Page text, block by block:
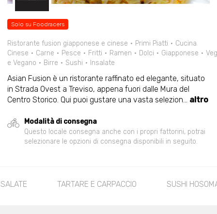
Solo su Foodracers
Ristorante fusion giapponese e cinese Primi Piatti
Cucina
Cinese
Carne Pesce Fritti Ramen Dolci Giapponese
e Vegano
Birre Sushi Insalate
Asian Fusion è un ristorante raffinato ed elegante, situato
in Strada Ovest a Treviso, appena fuori dalle Mura del
Centro Storico. Qui puoi gustare una vasta selezion... altro
Modalità di consegna
Questo locale consegna anche con i propri fattorini, potrai
selezionare le opzioni di consegna disponibili in seguito.
TARTARE E CARPACCIO SUSHI HOSOMAKI